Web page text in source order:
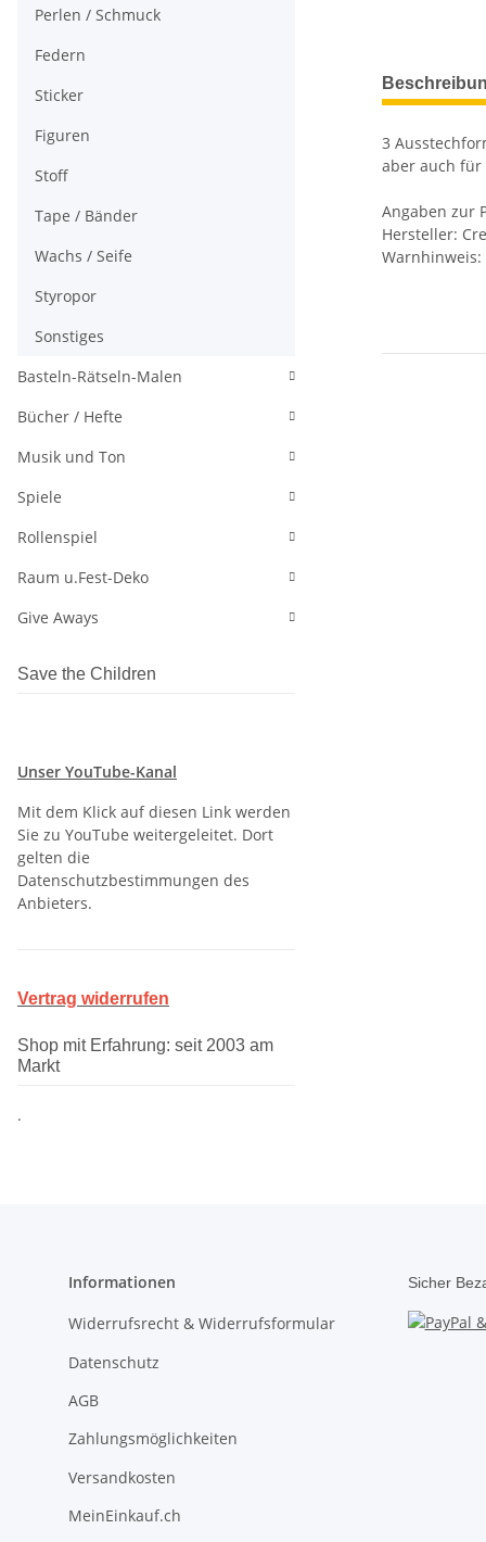
3
aber auch für
Angaben zur
Hersteller:
Perlen / Schmuck
Federn
Sticker
Figuren
Stoff
Tape / Bänder
Wachs / Seife
Styropor
Sonstiges
Basteln-Rätseln-Malen
Bücher / Hefte
Musik und Ton
Spiele
Rollenspiel
Raum u.Fest-Deko
Give Aways
Save the Children
Unser YouTube-Kanal
Mit dem Klick auf diesen Link werden
Sie zu YouTube weitergeleitet. Dort
gelten die
Datenschutzbestimmungen des
Anbieters.
Vertrag widerrufen
Shop mit Erfahrung: seit 2003 am
Markt
.
Informationen
Widerrufsrecht & Widerrufsformular
Datenschutz
AGB
Zahlungsmöglichkeiten
Versandkosten
MeinEinkauf.ch
Sicher